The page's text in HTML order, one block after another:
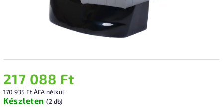
217 088 Ft
170 935 Ft ÁFA nélkül
Készleten (2 db)